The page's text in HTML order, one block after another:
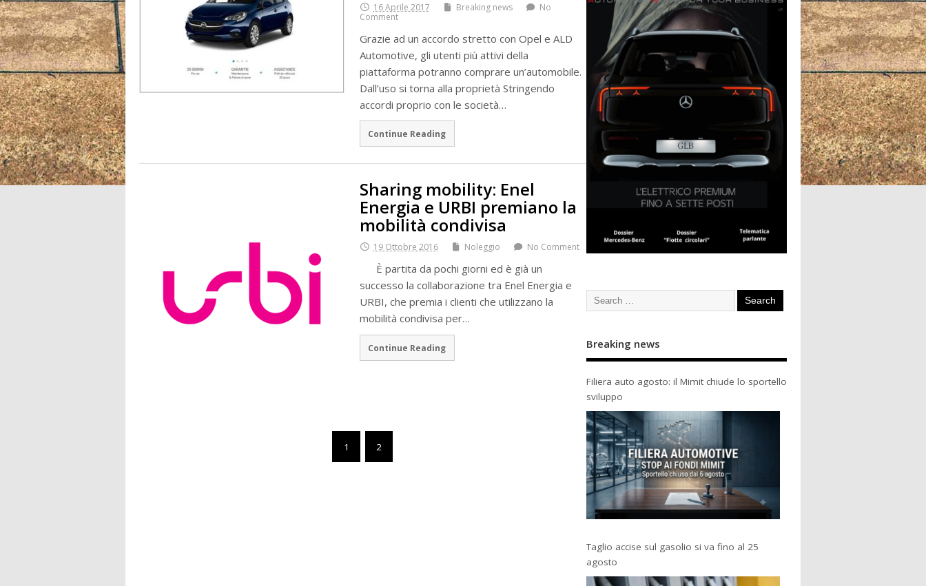
16 Aprile 2017 Breaking news
No
Comment
Grazie ad un accordo stretto con Opel e ALD
Automotive, gli utenti più attivi della
piattaforma potranno comprare un’automobile.
Dall’uso si torna alla proprietà Stringendo
accordi proprio con le società…
Continue Reading
Sharing mobility: Enel
Energia e URBI premiano la
mobilità condivisa
19 Ottobre 2016 Noleggio No Comment
È partita da pochi giorni ed è già un
successo la collaborazione tra Enel Energia e
URBI, che premia i clienti che utilizzano la
mobilità condivisa per…
Continue Reading
1 2
Breaking news
Filiera auto agosto: il Mimit chiude lo sportello
sviluppo
Taglio accise sul gasolio si va fino al 25
agosto